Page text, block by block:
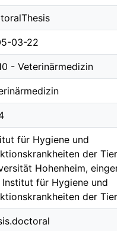
03-22
- Veterinärmedizin
für Hygiene und
der
Hohenheim,
Institut für Hygiene und
der Tiere